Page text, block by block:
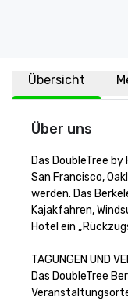
Übersicht
Über uns
Das DoubleTree
San Francisco,
werden. Das
Kajakfahren,
Hotel ein
TAGUNGEN UND
Das DoubleTree